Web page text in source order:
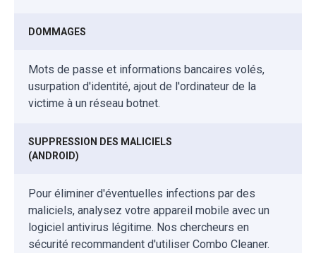
DOMMAGES
Mots de passe et informations bancaires volés,
usurpation d'identité, ajout de l'ordinateur de la
victime à un réseau botnet.
SUPPRESSION DES MALICIELS
(ANDROID)
Pour éliminer d'éventuelles infections par des
maliciels, analysez votre appareil mobile avec un
logiciel antivirus légitime. Nos chercheurs en
sécurité recommandent d'utiliser Combo Cleaner.